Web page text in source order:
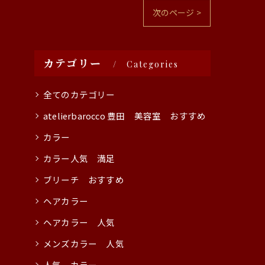
次のページ >
カテゴリー Categories
全てのカテゴリー
atelierbarocco 豊田 美容室 おすすめ
カラー
カラー人気 満足
ブリーチ おすすめ
ヘアカラー
ヘアカラー 人気
メンズカラー 人気